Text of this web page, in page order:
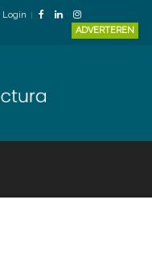
Login
ADVERTEREN